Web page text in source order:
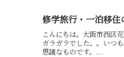
修学旅行・一泊移住
こんにちは。大阪市西区
ガラガラでした。。いつ
思議なものです。...